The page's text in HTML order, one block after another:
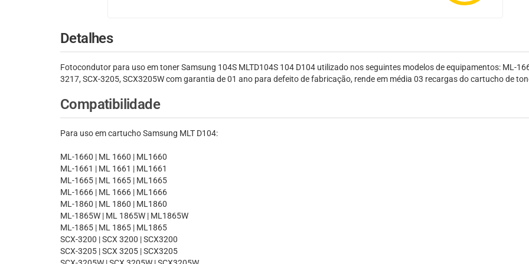
Detalhes
Fotocondutor para uso em toner Samsung 104S MLTD104S 104 D104 utilizado nos seguintes modelos de equipamentos: ML-
3217, SCX-3205, SCX3205W com garantia de 01 ano para defeito de fabricação, rende em média 03 recargas do cartucho de
Compatibilidade
Para uso em cartucho Samsung MLT D104:
ML-1660 | ML 1660 | ML1660
ML-1661 | ML 1661 | ML1661
ML-1665 | ML 1665 | ML1665
ML-1666 | ML 1666 | ML1666
ML-1860 | ML 1860 | ML1860
ML-1865W | ML 1865W | ML1865W
ML-1865 | ML 1865 | ML1865
SCX-3200 | SCX 3200 | SCX3200
SCX-3205 | SCX 3205 | SCX3205